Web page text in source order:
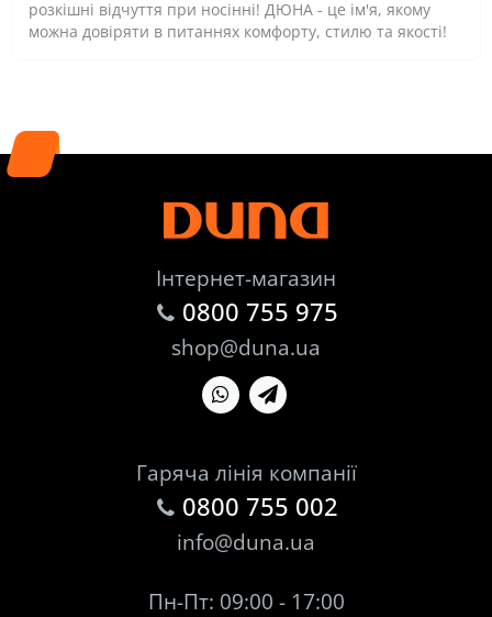
розкішні відчуття при носінні! ДЮНА - це ім'я, якому
можна довіряти в питаннях комфорту, стилю та якості!
Інтернет-магазин
0800 755 975
shop@duna.ua
Гаряча лінія компанії
0800 755 002
info@duna.ua
Пн-Пт: 09:00 - 17:00